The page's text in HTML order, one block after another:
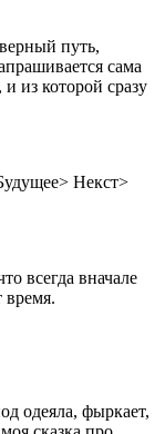
путь,
сама
из которой сразу
Некст>
всегда вначале
время.
одеяла, фыркает,